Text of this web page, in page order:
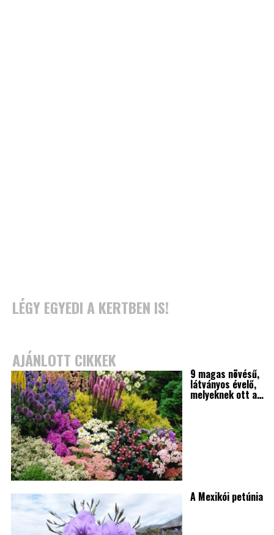
LÉGY EGYEDI A KERTBEN IS!
AJÁNLOTT CIKKEK
9 magas növésű,
látványos évelő,
melyeknek ott a…
A Mexikói petúnia